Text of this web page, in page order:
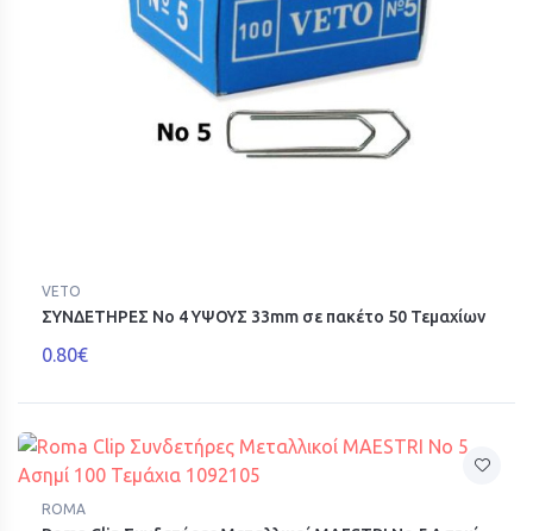
VETO
ΣΥΝΔΕΤΗΡΕΣ Νο 4 ΥΨΟΥΣ 33mm σε πακέτο 50 Τεμαχίων
0.80€
ROMA